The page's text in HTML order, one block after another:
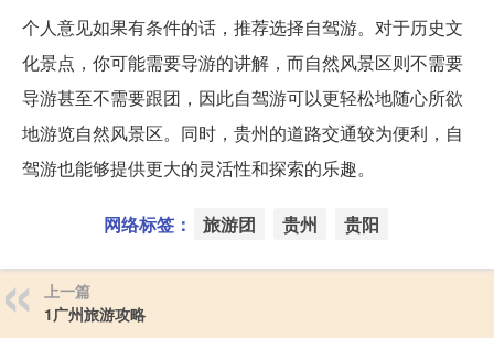
个人意见如果有条件的话，推荐选择自驾游。对于历史文
化景点，你可能需要导游的讲解，而自然风景区则不需要
导游甚至不需要跟团，因此自驾游可以更轻松地随心所欲
地游览自然风景区。同时，贵州的道路交通较为便利，自
驾游也能够提供更大的灵活性和探索的乐趣。
网络标签： 旅游团 贵州 贵阳
上一篇
1广州旅游攻略